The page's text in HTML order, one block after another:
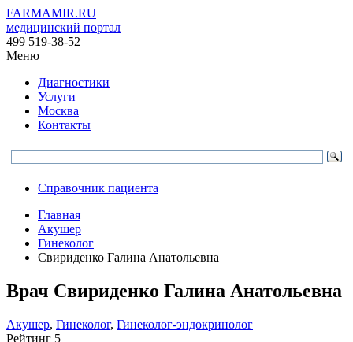
FARMAMIR.RU
медицинский портал
499 519-38-52
Меню
Диагностики
Услуги
Москва
Контакты
Справочник пациента
Главная
Акушер
Гинеколог
Свириденко Галина Анатольевна
Врач Свириденко Галина Анатольевна
Акушер, Гинеколог, Гинеколог-эндокринолог
Рейтинг 5